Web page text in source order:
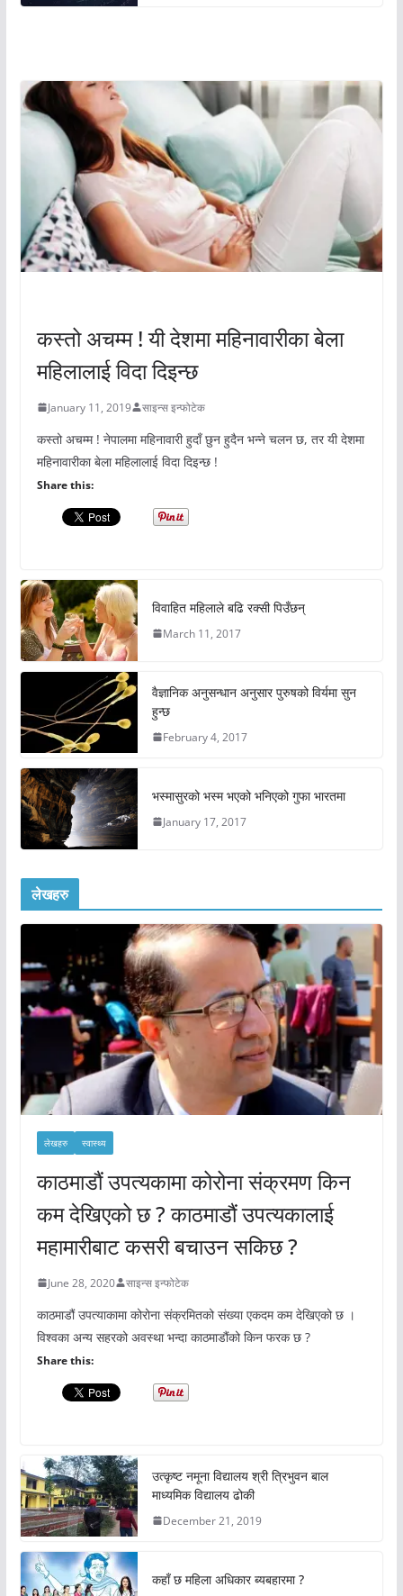
कस्तो अचम्म ! यी देशमा महिनावारीका बेला
महिलालाई विदा दिइन्छ
January 11, 2019 साइन्स इन्फोटेक
कस्तो अचम्म ! नेपालमा महिनावारी हुदाँ छुन हुदैन भन्ने चलन छ, तर यी देशमा
महिनावारीका बेला महिलालाई विदा दिइन्छ !
Share this:
विवाहित महिलाले बढि रक्सी पिउँछन्
March 11, 2017
वैज्ञानिक अनुसन्धान अनुसार पुरुषको विर्यमा सुन
हुन्छ
February 4, 2017
भस्मासुरको भस्म भएको भनिएको गुफा भारतमा
January 17, 2017
लेखहरु
लेखहरु स्वास्थ्य
काठमाडौं उपत्यकामा कोरोना संक्रमण किन
कम देखिएको छ ? काठमाडौं उपत्यकालाई
महामारीबाट कसरी बचाउन सकिछ ?
June 28, 2020 साइन्स इन्फोटेक
काठमाडौं उपत्याकामा कोरोना संक्रमितको संख्या एकदम कम देखिएको छ ।
विश्वका अन्य सहरको अवस्था भन्दा काठमाडौंको किन फरक छ ?
Share this:
उत्कृष्ट नमूना विद्यालय श्री त्रिभुवन बाल
माध्यमिक विद्यालय ढोकी
December 21, 2019
कहाँ छ महिला अधिकार ब्यबहारमा ?